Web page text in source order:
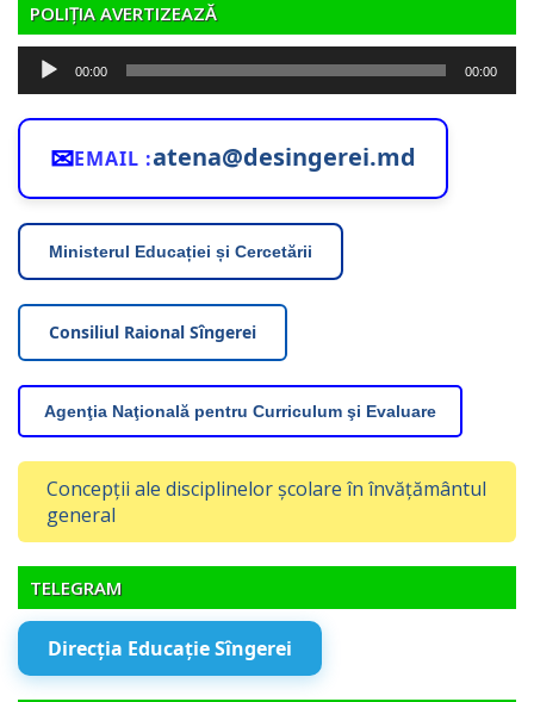
POLIȚIA AVERTIZEAZĂ
Player
audio
00:00 00:00
✉EMAIL :atena@desingerei.md
Ministerul Educației și Cercetării
Consiliul Raional Sîngerei
Agenţia Naţională pentru Curriculum şi Evaluare
Concepții ale disciplinelor școlare în învățământul
general
TELEGRAM
Direcția Educație Sîngerei